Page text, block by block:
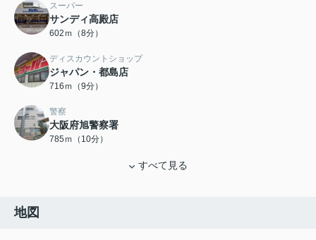
スーパー
サンディ高殿店
602ｍ（8分）
ディスカウントショップ
ジャパン・都島店
716ｍ（9分）
警察
大阪府旭警察署
785ｍ（10分）
すべて見る
地図